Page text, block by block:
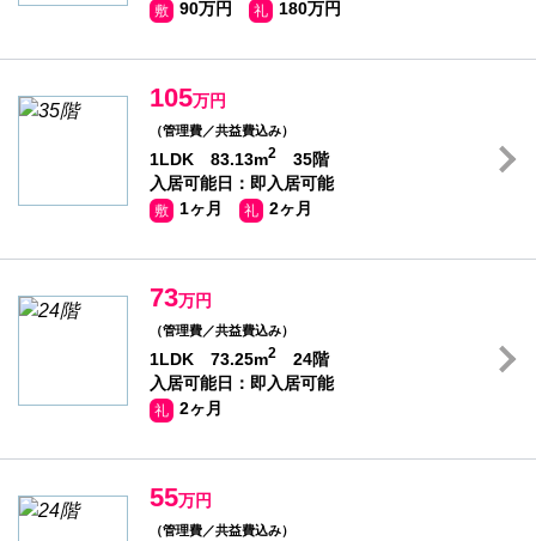
敷 90万円 礼 180万円
105万円
（管理費／共益費込み）
1LDK 83.13m2
35階
入居可能日：即入居可能
敷 1ヶ月 礼 2ヶ月
73万円
（管理費／共益費込み）
1LDK 73.25m2
24階
入居可能日：即入居可能
礼 2ヶ月
55万円
（管理費／共益費込み）